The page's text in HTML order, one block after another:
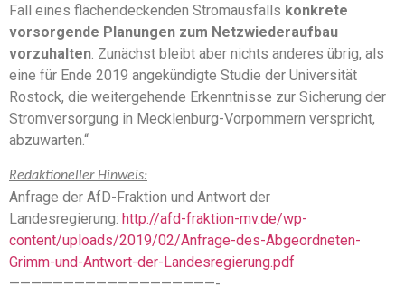
Fall eines flächendeckenden Stromausfalls konkrete
vorsorgende Planungen zum Netzwiederaufbau
vorzuhalten . Zunächst bleibt aber nichts anderes übrig, als
eine für Ende 2019 angekündigte Studie der Universität
Rostock, die weitergehende Erkenntnisse zur Sicherung der
Stromversorgung in Mecklenburg-Vorpommern verspricht,
abzuwarten.“
Redaktioneller Hinweis:
Anfrage der AfD-Fraktion und Antwort der
Landesregierung: http://afd-fraktion-mv.de/wp-
content/uploads/2019/02/Anfrage-des-Abgeordneten-
Grimm-und-Antwort-der-Landesregierung.pdf
———————————————————-